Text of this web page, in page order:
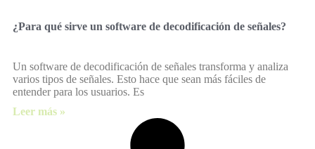
¿Para qué sirve un software de decodificación de señales?
Un software de decodificación de señales transforma y analiza
varios tipos de señales. Esto hace que sean más fáciles de
entender para los usuarios. Es
Leer más »